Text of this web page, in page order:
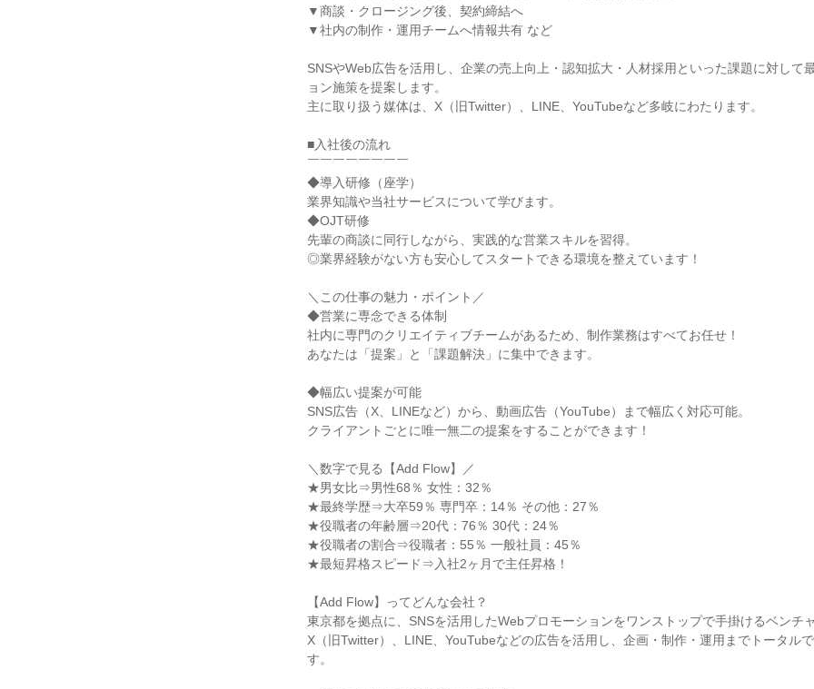
▼商談・クロージング後、契約締結へ
▼社内の制作・運用チームへ情報共有 など
SNSやWeb広告を活用し、企業の売上向上・認知拡大・人材採用といった課題に対して
ョン施策を提案します。
主に取り扱う媒体は、X（旧Twitter）、LINE、YouTubeなど多岐にわたります。
■入社後の流れ
￣￣￣￣￣￣￣￣
◆導入研修（座学）
業界知識や当社サービスについて学びます。
◆OJT研修
先輩の商談に同行しながら、実践的な営業スキルを習得。
◎業界経験がない方も安心してスタートできる環境を整えています！
＼この仕事の魅力・ポイント／
◆営業に専念できる体制
社内に専門のクリエイティブチームがあるため、制作業務はすべてお任せ！
あなたは「提案」と「課題解決」に集中できます。
◆幅広い提案が可能
SNS広告（X、LINEなど）から、動画広告（YouTube）まで幅広く対応可能。
クライアントごとに唯一無二の提案をすることができます！
＼数字で見る【Add Flow】／
★男女比⇒男性68％ 女性：32％
★最終学歴⇒大卒59％ 専門卒：14％ その他：27％
★役職者の年齢層⇒20代：76％ 30代：24％
★役職者の割合⇒役職者：55％ 一般社員：45％
★最短昇格スピード⇒入社2ヶ月で主任昇格！
【Add Flow】ってどんな会社？
東京都を拠点に、SNSを活用したWebプロモーションをワンストップで手掛けるベンチ
X（旧Twitter）、LINE、YouTubeなどの広告を活用し、企画・制作・運用までトータル
す。